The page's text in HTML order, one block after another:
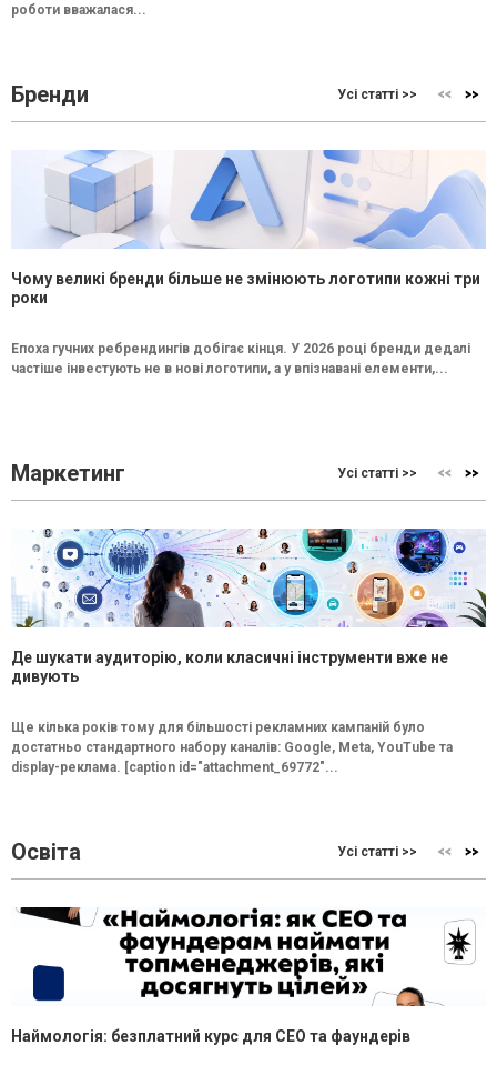
роботи вважалася...
Бренди Усі статті >>
Чому великі бренди більше не змінюють логотипи кожні три
роки
Епоха гучних ребрендингів добігає кінця. У 2026 році бренди дедалі
частіше інвестують не в нові логотипи, а у впізнавані елементи,...
Маркетинг Усі статті >>
Де шукати аудиторію, коли класичні інструменти вже не
дивують
Ще кілька років тому для більшості рекламних кампаній було
достатньо стандартного набору каналів: Google, Meta, YouTube та
display-реклама. [caption id="attachment_69772"...
Освіта Усі статті >>
Наймологія: безплатний курс для CEO та фаундерів